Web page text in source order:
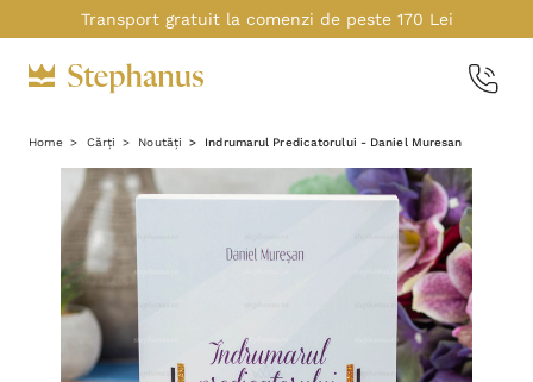
Transport gratuit la comenzi de peste 170 Lei
Home Cărți Noutăți Indrumarul Predicatorului - Daniel Muresan